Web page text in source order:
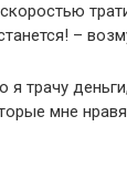
–
я трачу
мне